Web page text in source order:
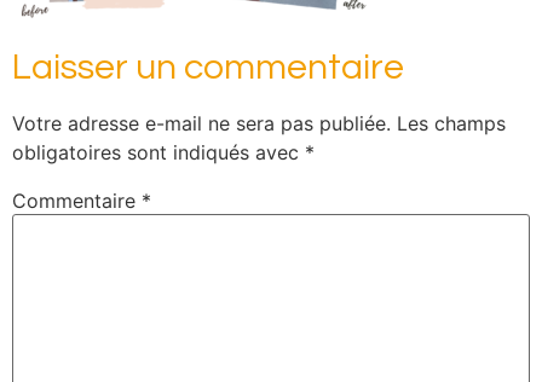
Laisser un commentaire
Votre adresse e-mail ne sera pas publiée. Les champs
obligatoires sont indiqués avec *
Commentaire *